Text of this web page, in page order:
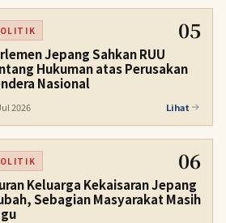
05
Jepang Sahkan RUU
Hukuman atas Perusakan
Nasional
2026 Lihat
06
Keluarga Kekaisaran Jepang
Sebagian Masyarakat Masih